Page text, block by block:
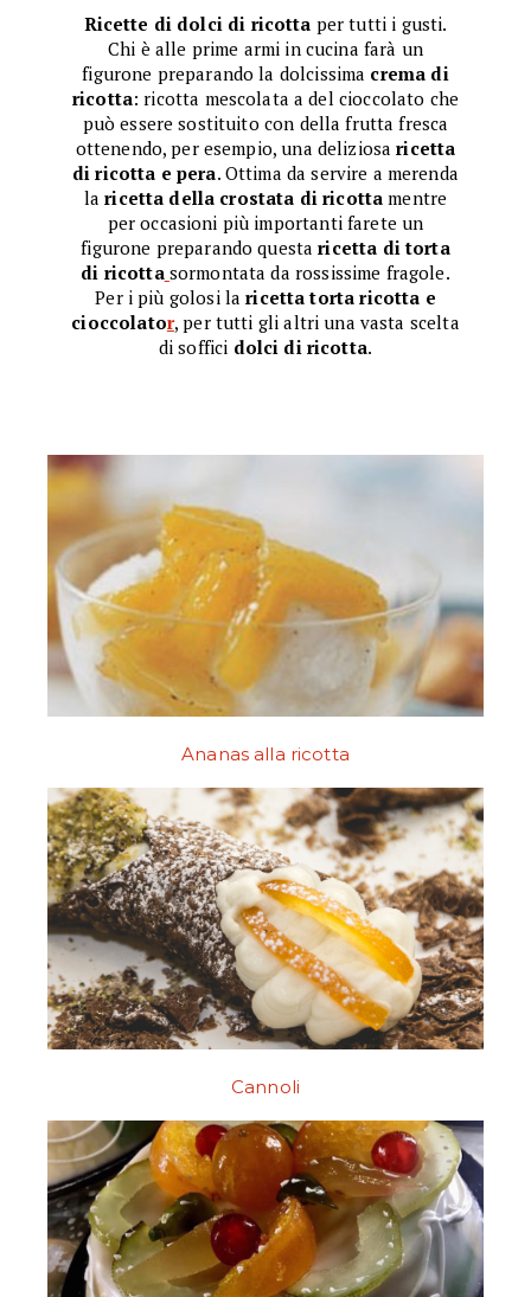
Ricette di dolci di ricotta per tutti i gusti.
Chi è alle prime armi in cucina farà un
figurone preparando la dolcissima crema di
ricotta: ricotta mescolata a del cioccolato che
può essere sostituito con della frutta fresca
ottenendo, per esempio, una deliziosaricetta
di ricotta e pera. Ottima da servire a merenda
laricetta della crostata di ricotta mentre
per occasioni più importanti farete un
figurone preparando questaricetta di torta
di ricotta sormontata da rossissime fragole.
Per i più golosi laricetta torta ricotta e
cioccolator, per tutti gli altri una vasta scelta
di soffici dolci di ricotta.
Ananas alla ricotta
Cannoli